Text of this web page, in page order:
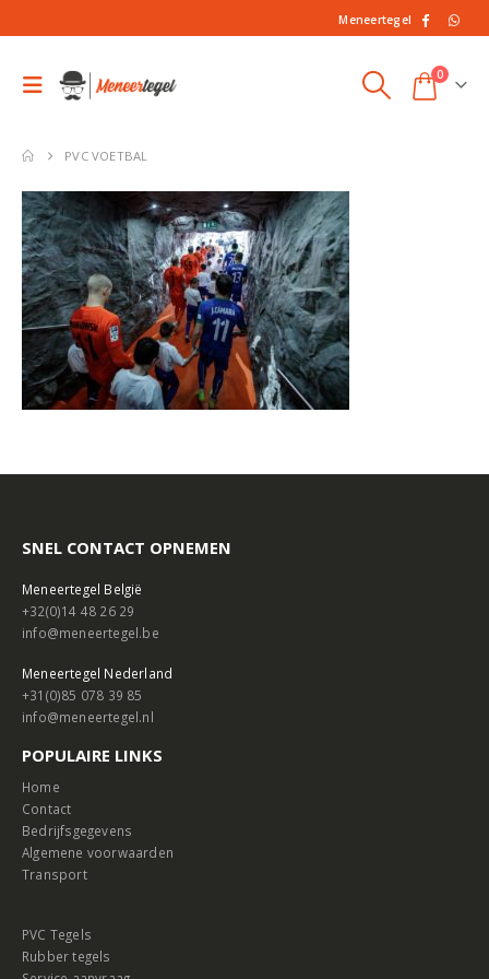
Meneertegel
0
PVC VOETBAL
SNEL CONTACT OPNEMEN
Meneertegel België
+32(0)14 48 26 29
info@meneertegel.be
Meneertegel Nederland
+31(0)85 078 39 85
info@meneertegel.nl
POPULAIRE LINKS
Home
Contact
Bedrijfsgegevens
Algemene voorwaarden
Transport
PVC Tegels
Rubber tegels